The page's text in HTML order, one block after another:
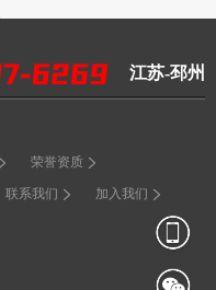
江苏-邳州
荣誉资质
联系我们 加入我们